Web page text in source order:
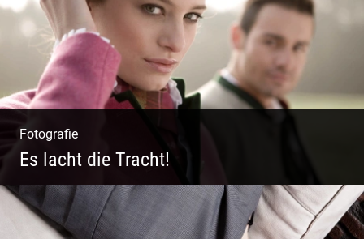
Fotografie
Es lacht die Tracht!
Wunderschöne Dirndl | Harmonische
Farben | Originelle Details | Edle Stoffe